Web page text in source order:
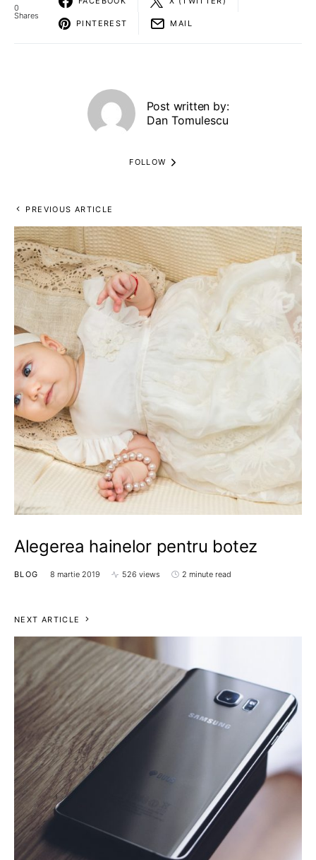
0
Shares
PINTEREST MAIL
Post written by:
Dan Tomulescu
FOLLOW
PREVIOUS ARTICLE
Alegerea hainelor pentru botez
BLOG 8 martie 2019 526 views 2 minute read
NEXT ARTICLE